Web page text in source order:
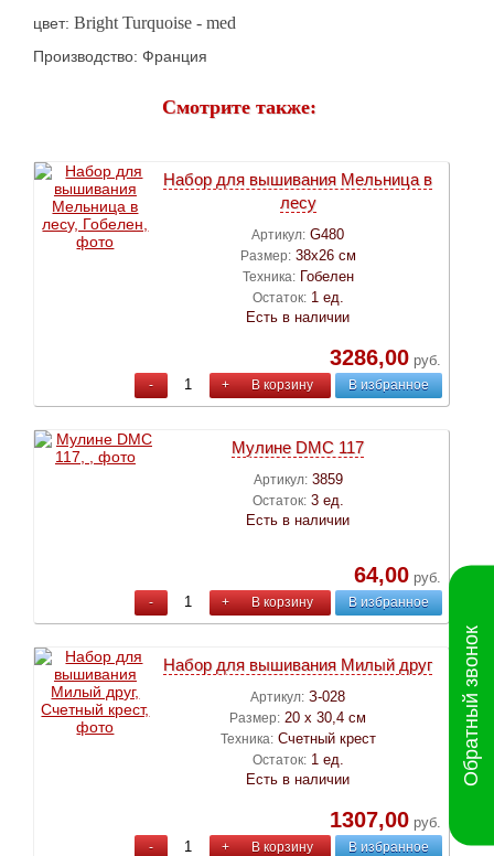
цвет: Bright Turquoise - med
Производство: Франция
Смотрите также:
Набор для вышивания Мельница в
лесу
Артикул: G480
Размер: 38х26 см
Техника: Гобелен
Остаток: 1 ед.
Есть в наличии
3286,00руб.
- + В корзину В избранное
Мулине DMC 117
Артикул: 3859
Остаток: 3 ед.
Есть в наличии
64,00руб.
- + В корзину В избранное
Набор для вышивания Милый друг
Артикул: З-028
Размер: 20 х 30,4 см
Техника: Счетный крест
Остаток: 1 ед.
Есть в наличии
1307,00руб.
- + В корзину В избранное
Обратный звонок